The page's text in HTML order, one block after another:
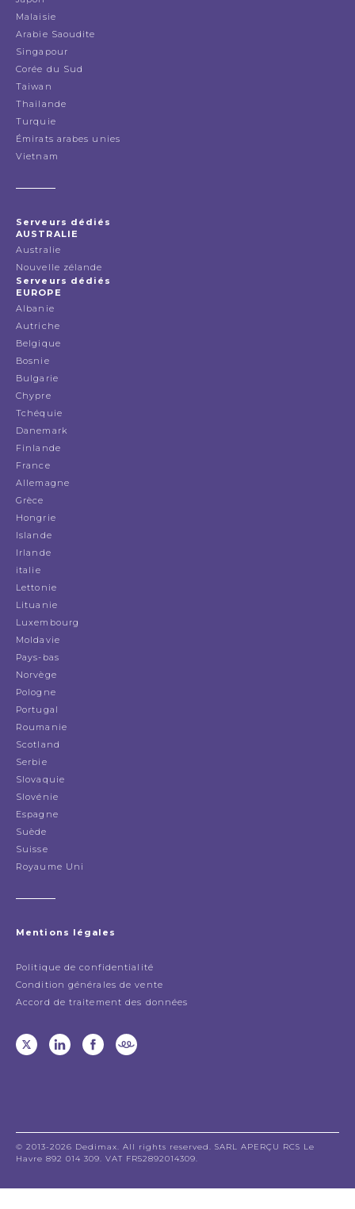
Malaisie
Arabie Saoudite
Singapour
Corée du Sud
Taiwan
Thailande
Turquie
Émirats arabes unies
Vietnam
Serveurs dédiés
AUSTRALIE
Australie
Nouvelle zélande
Serveurs dédiés
EUROPE
Albanie
Autriche
Belgique
Bosnie
Bulgarie
Chypre
Tchéquie
Danemark
Finlande
France
Allemagne
Grèce
Hongrie
Islande
Irlande
italie
Lettonie
Lituanie
Luxembourg
Moldavie
Pays-bas
Norvège
Pologne
Portugal
Roumanie
Scotland
Serbie
Slovaquie
Slovénie
Espagne
Suède
Suisse
Royaume Uni
Mentions légales
Politique de confidentialité
Condition générales de vente
Accord de traitement des données
© 2013-2026 Dedimax. All rights reserved. SARL APERÇU RCS Le
Havre 892 014 309. VAT FR52892014309.